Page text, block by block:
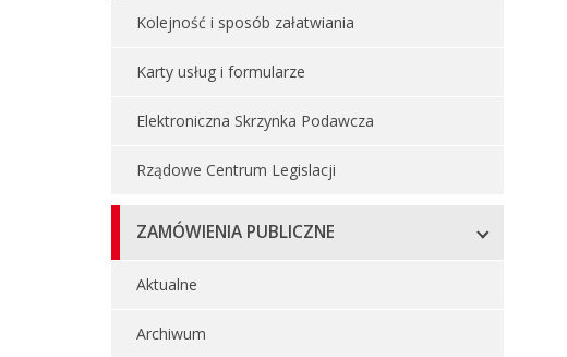
Kolejność i sposób załatwiania
Karty usług i formularze
Elektroniczna Skrzynka Podawcza
Rządowe Centrum Legislacji
ZAMÓWIENIA PUBLICZNE
Aktualne
Archiwum